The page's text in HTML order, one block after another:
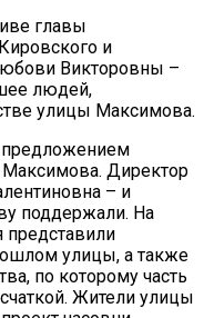
главы
и
Викторовны –
людей,
улицы Максимова.
Максимова. Директор
– и
поддержали. На
представили
улицы, а также
по которому часть
Жители улицы